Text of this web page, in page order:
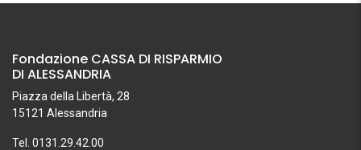
Fondazione CASSA DI RISPARMIO
DI ALESSANDRIA
Piazza della Libertà, 28
15121 Alessandria
Tel. 0131.29.42.00